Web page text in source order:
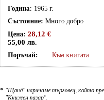
1965 г.
Много добро
28,12 €
55,00 лв.
Към книгата
* "Щанд" наричаме търговец, който
"Книжен пазар".